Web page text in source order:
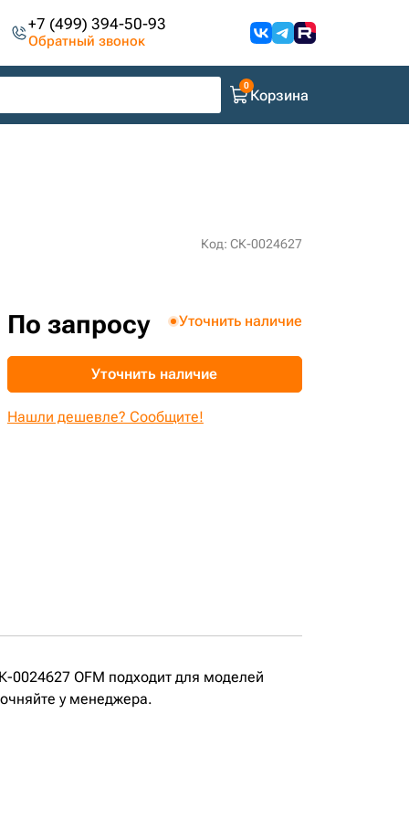
+7 (499) 394-50-93
Обратный звонок
Корзина
Код: СК-0024627
По запросу Уточнить наличие
Уточнить наличие
Нашли дешевле? Сообщите!
0024627 OFM подходит для моделей
у менеджера.